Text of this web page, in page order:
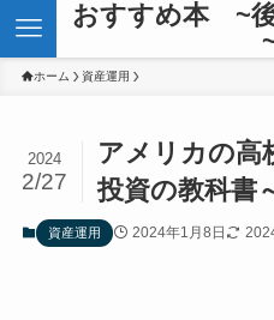
おすすめ本 ~
ホーム 資産運用
アメリカの高
投資の教科書
2024
2/27
資産運用 2024年1月8日